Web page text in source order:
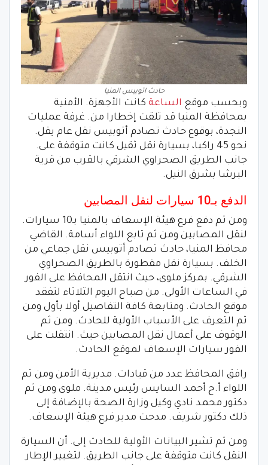
حادث اتوبيس المنيا
وبحسب موقع الساعة كانت الأجهزة. الأمنية
بمحافظة المنيا قد تلقت إخطارا من. غرفة عمليات
النجدة، بوقوع حادث تصادم أتوبيس نقل عام يقل.
نحو 45 راكبا، بسيارة نقل ثقيل كانت متوقفة على.
جانب الطريق الصحراوي الشرقي بالقرب من قرية
البرشا بشرق النيل.
الدفع بـ10 سيارات لنقل المصابين
ومن ثم دفع فرع هيئة الإسعاف بالمنيا بـ10 سيارات.
لنقل المصابين ومن ثم تابع اللواء أسامة. القاضي
محافظ المنيا، حادث تصادم أتوبيس نقل جماعي من
الخلف. بسيارة نقل مقطورة بالطريق الصحراوي
الشرقي. بمركز ملوى، حيث انتقل المحافظ على الفور
في الساعات الأولى. من صباح اليوم الثلاثاء لتفقد
موقع الحادث. ومتابعة كافة التفاصيل أولا بأول ومن
ثم التعرف على الأسباب الأولية للحادث. ومن ثم
الوقوف على أعمال نقل المصابين حيث. انتقلت على
الفور سيارات الإسعاف لموقع الحادث.
رافق المحافظ عدد من قيادات. مديرية الأمن ومن ثم
اللواء أ.ح أحمد السايس رئيس مدينة. ملوى ومن ثم
دكتور محمد نادي وكيل وزارة الصحة بالإضافة إلى
ذلك دكتور شريف. مدحت مدير فرع هيئة الإسعاف.
ومن ثم تشير البيانات الأولية للحادث إلى. أن السيارة
النقل كانت متوقفة على جانب الطريق. لتغيير الإطار